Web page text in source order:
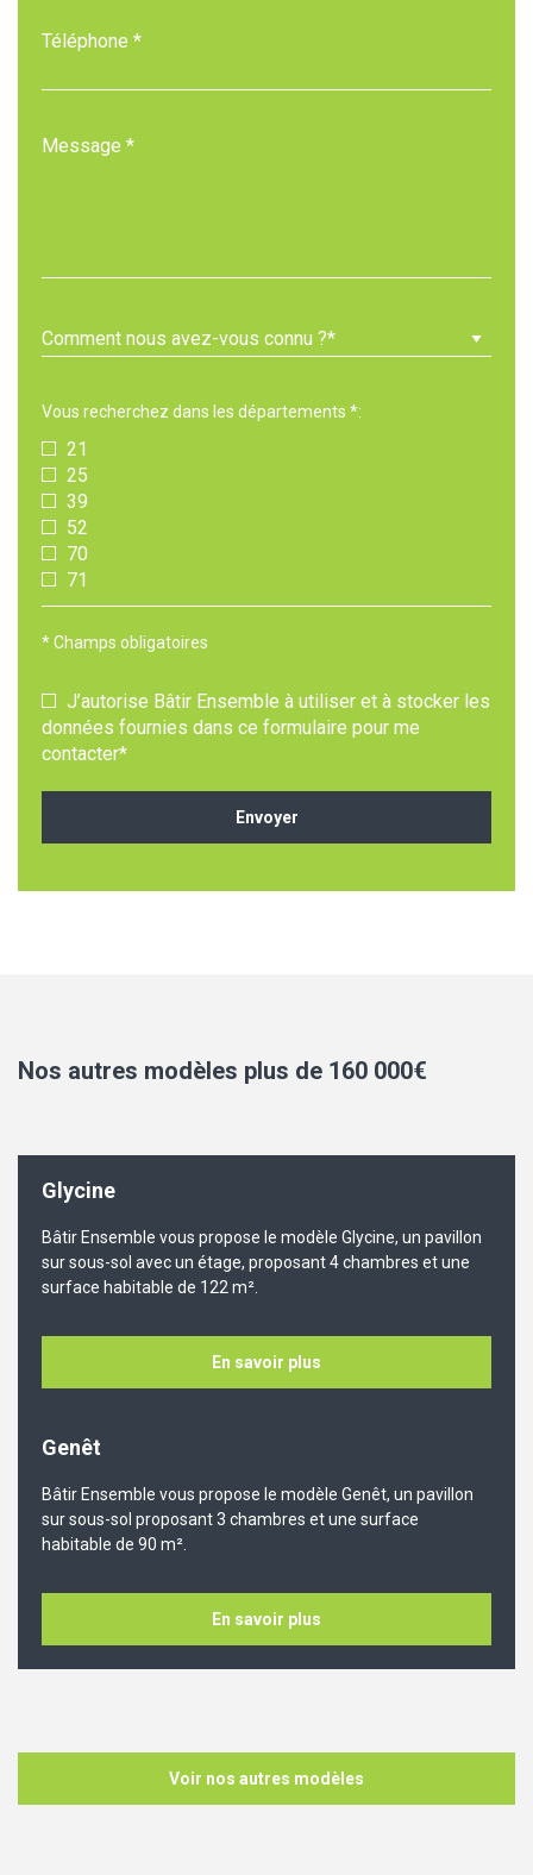
Téléphone *
Message *
Vous recherchez dans les départements *:
21
25
39
52
70
71
* Champs obligatoires
J’autorise Bâtir Ensemble à utiliser et à stocker les
données fournies dans ce formulaire pour me
contacter*
Envoyer
Nos autres modèles plus de 160 000€
Glycine
Bâtir Ensemble vous propose le modèle Glycine, un pavillon
sur sous-sol avec un étage, proposant 4 chambres et une
surface habitable de 122 m².
En savoir plus
Genêt
Bâtir Ensemble vous propose le modèle Genêt, un pavillon
sur sous-sol proposant 3 chambres et une surface
habitable de 90 m².
En savoir plus
Voir nos autres modèles